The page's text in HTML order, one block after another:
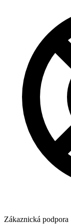
Zákaznická podpora